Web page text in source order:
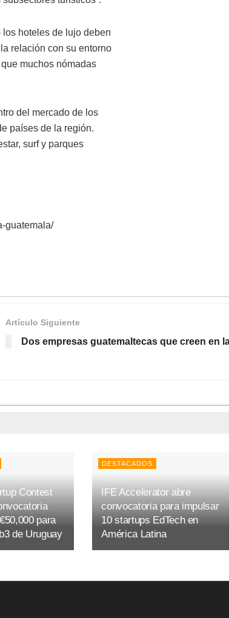
los hoteles de lujo deben
relación con su entorno
muchos nómadas
del mercado de los
países de la región.
surf y parques
guatemala/
Artículo Siguiente
Dos empresas guatemaltecas que creen en
Contest
para
de Uruguay
DESTACADOS
IFE Accelerator abre
convocatoria para impulsar
10 startups EdTech en
América Latina